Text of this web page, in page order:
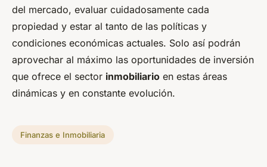
del mercado, evaluar cuidadosamente cada
propiedad y estar al tanto de las políticas y
condiciones económicas actuales. Solo así podrán
aprovechar al máximo las oportunidades de inversión
que ofrece el sector inmobiliario en estas áreas
dinámicas y en constante evolución.
Finanzas e Inmobiliaria